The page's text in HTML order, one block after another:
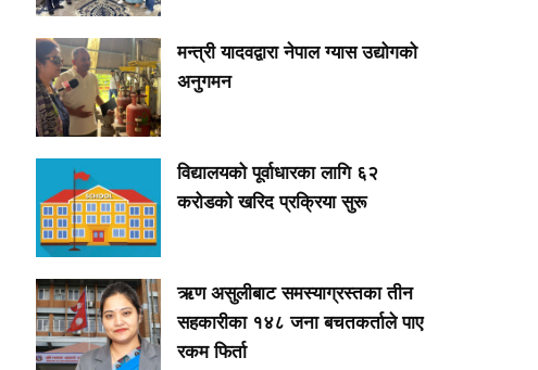
मन्त्री यादवद्वारा नेपाल ग्यास उद्योगको
अनुगमन
विद्यालयको पूर्वाधारका लागि ६२
करोडको खरिद प्रक्रिया सुरू
ऋण असुलीबाट समस्याग्रस्तका तीन
सहकारीका १४८ जना बचतकर्ताले पाए
रकम फिर्ता